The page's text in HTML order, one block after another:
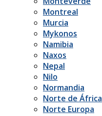
Montreal
Murcia
Mykonos
Namibia
Naxos
Nepal
Nilo
Normandia
Norte de África
Norte Europa